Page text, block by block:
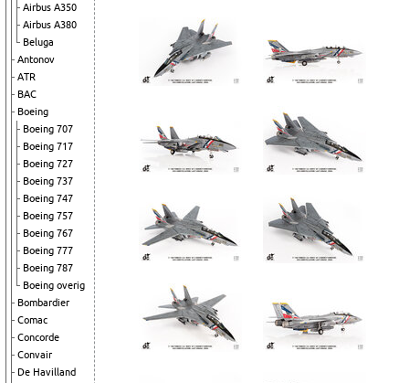
Airbus A350
Airbus A380
Beluga
Antonov
ATR
BAC
Boeing
Boeing 707
Boeing 717
Boeing 727
Boeing 737
Boeing 747
Boeing 757
Boeing 767
Boeing 777
Boeing 787
Boeing overig
Bombardier
Comac
Concorde
Convair
De Havilland